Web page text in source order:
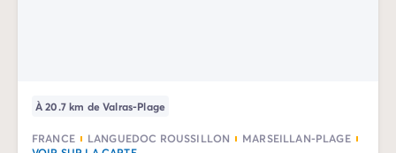
À 20.7 km de Valras-Plage
FRANCE LANGUEDOC ROUSSILLON
MARSEILLAN-PLAGE